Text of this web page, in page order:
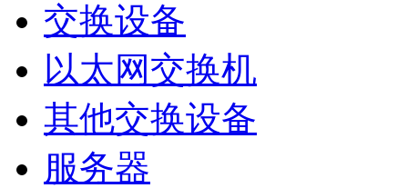
交换设备
以太网交换机
其他交换设备
服务器